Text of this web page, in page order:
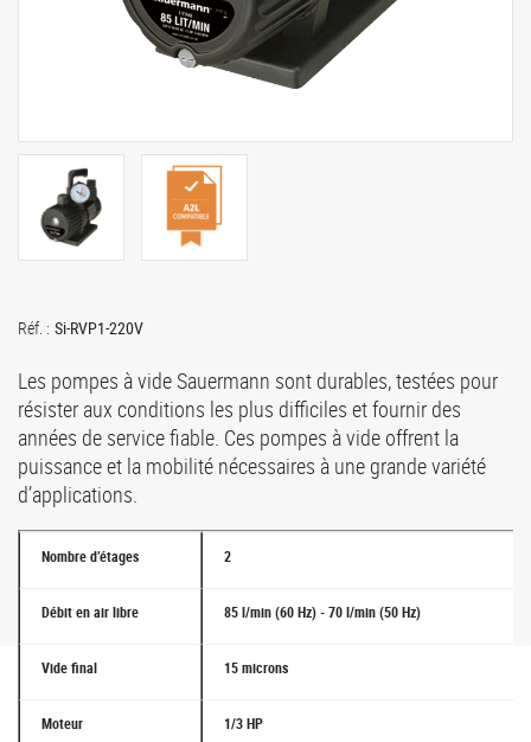
Réf. : Si-RVP1-220V
Les pompes à vide Sauermann sont durables, testées pour
résister aux conditions les plus difficiles et fournir des
années de service fiable. Ces pompes à vide offrent la
puissance et la mobilité nécessaires à une grande variété
d’applications.
Nombre d’étages 2
Débit en air libre 85 l/min (60 Hz) - 70 l/min (50 Hz)
Vide final 15 microns
Moteur 1/3 HP